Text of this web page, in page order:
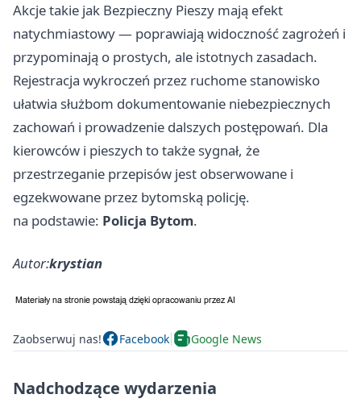
Akcje takie jak Bezpieczny Pieszy mają efekt
natychmiastowy — poprawiają widoczność zagrożeń i
przypominają o prostych, ale istotnych zasadach.
Rejestracja wykroczeń przez ruchome stanowisko
ułatwia służbom dokumentowanie niebezpiecznych
zachowań i prowadzenie dalszych postępowań. Dla
kierowców i pieszych to także sygnał, że
przestrzeganie przepisów jest obserwowane i
egzekwowane przez bytomską policję.
na podstawie: Policja Bytom.
Autor:krystian
Zaobserwuj nas! Facebook Google News
Nadchodzące wydarzenia